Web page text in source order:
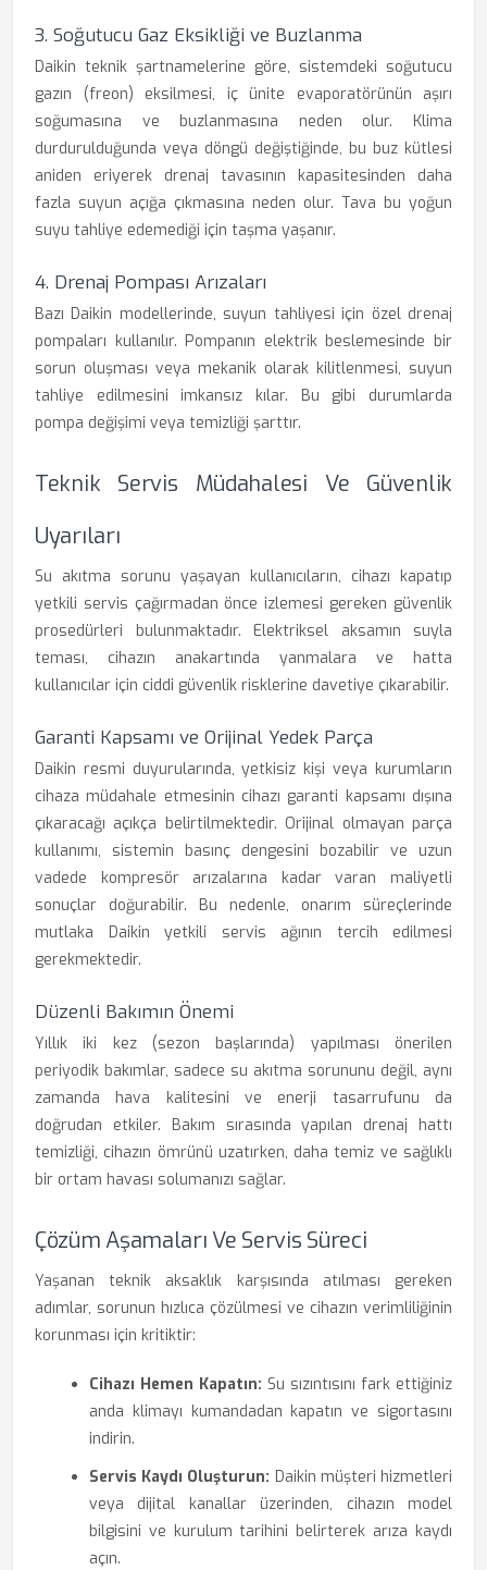
3. Soğutucu Gaz Eksikliği ve Buzlanma
Daikin teknik şartnamelerine göre, sistemdeki soğutucu
gazın (freon) eksilmesi, iç ünite evaporatörünün aşırı
soğumasına ve buzlanmasına neden olur. Klima
durdurulduğunda veya döngü değiştiğinde, bu buz kütlesi
aniden eriyerek drenaj tavasının kapasitesinden daha
fazla suyun açığa çıkmasına neden olur. Tava bu yoğun
suyu tahliye edemediği için taşma yaşanır.
4. Drenaj Pompası Arızaları
Bazı Daikin modellerinde, suyun tahliyesi için özel drenaj
pompaları kullanılır. Pompanın elektrik beslemesinde bir
sorun oluşması veya mekanik olarak kilitlenmesi, suyun
tahliye edilmesini imkansız kılar. Bu gibi durumlarda
pompa değişimi veya temizliği şarttır.
Teknik Servis Müdahalesi Ve Güvenlik
Uyarıları
Su akıtma sorunu yaşayan kullanıcıların, cihazı kapatıp
yetkili servis çağırmadan önce izlemesi gereken güvenlik
prosedürleri bulunmaktadır. Elektriksel aksamın suyla
teması, cihazın anakartında yanmalara ve hatta
kullanıcılar için ciddi güvenlik risklerine davetiye çıkarabilir.
Garanti Kapsamı ve Orijinal Yedek Parça
Daikin resmi duyurularında, yetkisiz kişi veya kurumların
cihaza müdahale etmesinin cihazı garanti kapsamı dışına
çıkaracağı açıkça belirtilmektedir. Orijinal olmayan parça
kullanımı, sistemin basınç dengesini bozabilir ve uzun
vadede kompresör arızalarına kadar varan maliyetli
sonuçlar doğurabilir. Bu nedenle, onarım süreçlerinde
mutlaka Daikin yetkili servis ağının tercih edilmesi
gerekmektedir.
Düzenli Bakımın Önemi
Yıllık iki kez (sezon başlarında) yapılması önerilen
periyodik bakımlar, sadece su akıtma sorununu değil, aynı
zamanda hava kalitesini ve enerji tasarrufunu da
doğrudan etkiler. Bakım sırasında yapılan drenaj hattı
temizliği, cihazın ömrünü uzatırken, daha temiz ve sağlıklı
bir ortam havası solumanızı sağlar.
Çözüm Aşamaları Ve Servis Süreci
Yaşanan teknik aksaklık karşısında atılması gereken
adımlar, sorunun hızlıca çözülmesi ve cihazın verimliliğinin
korunması için kritiktir:
Cihazı Hemen Kapatın: Su sızıntısını fark ettiğiniz
anda klimayı kumandadan kapatın ve sigortasını
indirin.
Servis Kaydı Oluşturun: Daikin müşteri hizmetleri
veya dijital kanallar üzerinden, cihazın model
bilgisini ve kurulum tarihini belirterek arıza kaydı
açın.